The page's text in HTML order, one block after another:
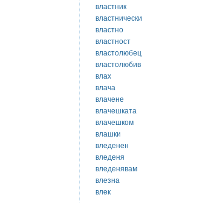
властник
властнически
властно
властност
властолюбец
властолюбив
влах
влача
влачене
влачешката
влачешком
влашки
вледенен
вледеня
вледенявам
влезна
влек